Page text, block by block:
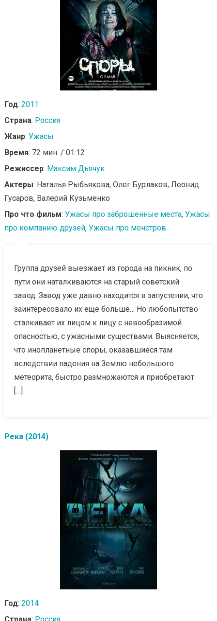
Год: 2011
Страна: Россия
Жанр: Ужасы
Время: 72 мин. / 01:12
Режиссер: Максим Дьячук
Актеры: Наталья Рыбьякова, Олег Бурлаков, Леонид
Гусаров, Валерий Кузьменко
Про что фильм: Ужасы про заброшенные места, Ужасы
про компанию друзей, Ужасы про монстров
Группа друзей выезжает из города на пикник, по
пути они наталкиваются на старый советский
завод. Завод уже давно находится в запустении, что
заинтересовало их ещё больше… Но любопытство
сталкивает их лицом к лицу с невообразимой
опасностью, с ужасными существами. Выясняется,
что инопланетные споры, оказавшиеся там
вследствии падения на Землю небольшого
метеорита, быстро размножаются и приобретают
[…]
Река (2014)
Год: 2014